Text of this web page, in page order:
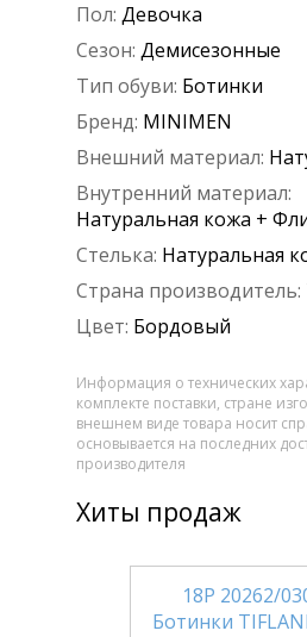
Пол: Девочка
Сезон: Демисезонные
Тип обуви: Ботинки
Бренд: MINIMEN
Внешний материал:
Внутренний материал:
Натуральная кожа +
Стелька: Натуральная
Страна производитель:
Цвет: Бордовый
Информация о технических
комплекте поставки, стране
внешнем виде товара носит
основывается на последних
производителя
Хиты продаж
18Р 20262/
Ботинки